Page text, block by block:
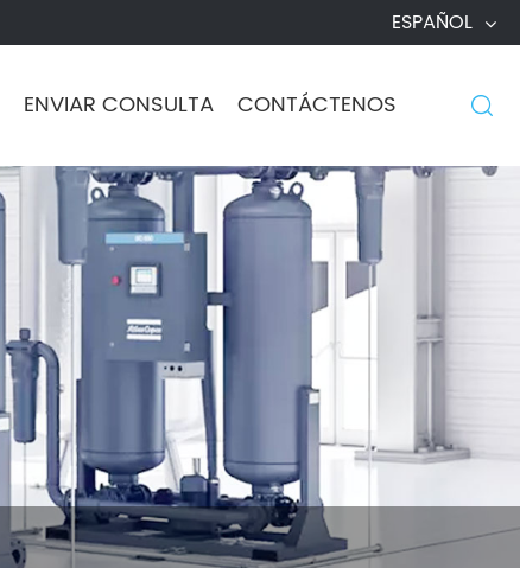
ESPAÑOL
ENVIAR CONSULTA CONTÁCTENOS 